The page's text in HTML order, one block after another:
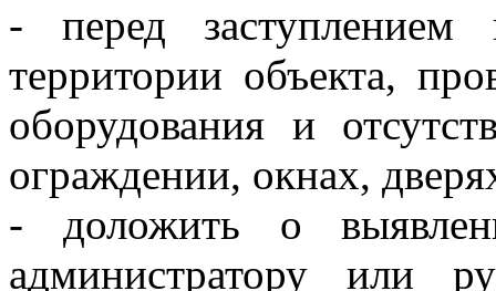
- перед заступлением
территории объекта,
оборудования и
ограждении, окнах,
- доложить о
администратору или